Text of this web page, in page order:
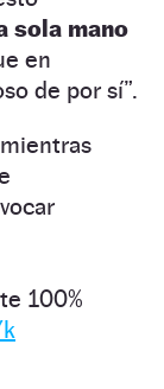
sola mano
en
de por sí”.
100%